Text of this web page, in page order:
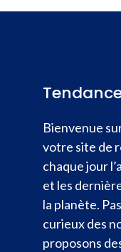
Bienvenue
votre site de
chaque jour
et les
la planète.
curieux des
proposons